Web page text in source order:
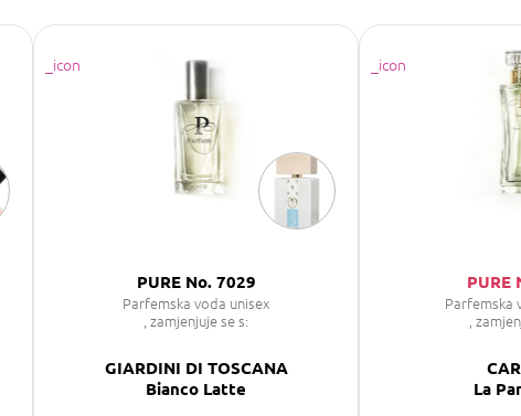
PURE No. 7029
Parfemska voda unisex
, zamjenjuje se s:
GIARDINI DI TOSCANA
Bianco Latte
PURE
Parfemska
,
La